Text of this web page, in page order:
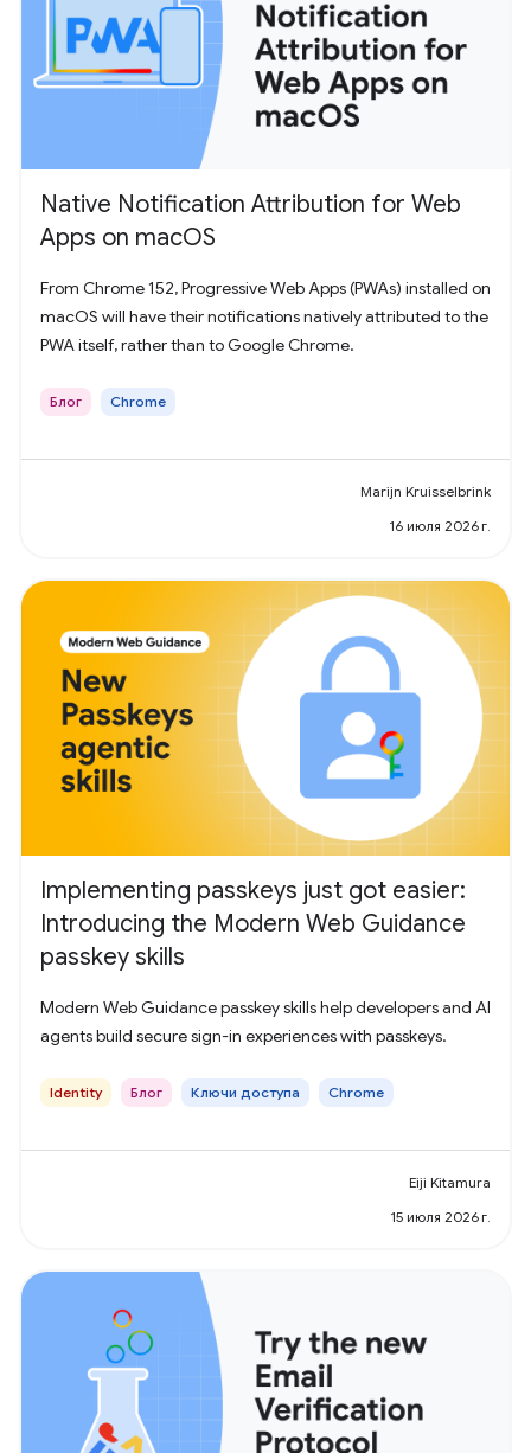
Native Notification Attribution for Web
Apps on macOS
From Chrome 152, Progressive Web Apps (PWAs) installed on
macOS will have their notifications natively attributed to the
PWA itself, rather than to Google Chrome.
Блог Chrome
Marijn Kruisselbrink
16 июля 2026 г.
Implementing passkeys just got easier:
Introducing the Modern Web Guidance
passkey skills
Modern Web Guidance passkey skills help developers and AI
agents build secure sign-in experiences with passkeys.
Identity Блог Ключи доступа Chrome
Eiji Kitamura
15 июля 2026 г.